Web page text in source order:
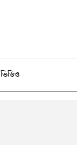
ভিডিও